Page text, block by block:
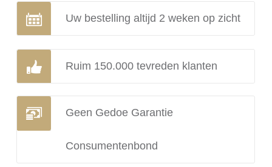
Uw bestelling altijd 2 weken op zicht
Ruim 150.000 tevreden klanten
Geen Gedoe Garantie
Consumentenbond